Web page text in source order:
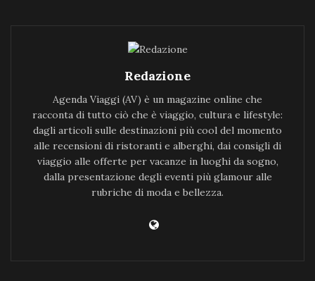
Redazione
Agenda Viaggi (AV) è un magazine online che
racconta di tutto ciò che è viaggio, cultura e lifestyle:
dagli articoli sulle destinazioni più cool del momento
alle recensioni di ristoranti e alberghi, dai consigli di
viaggio alle offerte per vacanze in luoghi da sogno,
dalla presentazione degli eventi più glamour alle
rubriche di moda e bellezza.